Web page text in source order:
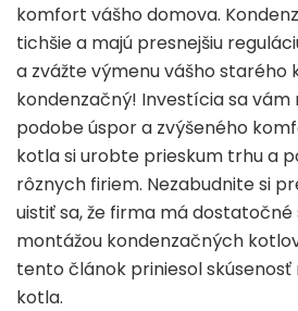
komfort vášho domova.
tichšie a majú presnejšiu
a zvážte výmenu vášho starého
kondenzačný! Investícia sa
podobe úspor a zvýšeného
kotla si urobte prieskum trhu a
rôznych firiem. Nezabudnite si
uistiť sa, že firma má dostatočné
montážou kondenzačných
tento článok priniesol skúsenosť
kotla.